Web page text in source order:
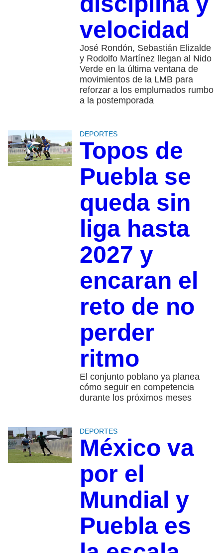
velocidad
José Rondón, Sebastián Elizalde
y Rodolfo Martínez llegan al Nido
Verde en la última ventana de
movimientos de la LMB para
reforzar a los emplumados rumbo
a la postemporada
DEPORTES
Topos de
Puebla se
queda sin
liga hasta
2027 y
encaran el
reto de no
perder
ritmo
El conjunto poblano ya planea
cómo seguir en competencia
durante los próximos meses
DEPORTES
México va
por el
Mundial y
Puebla es